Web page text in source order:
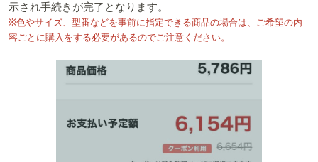
示され手続きが完了となります。
※色やサイズ、型番などを事前に指定できる商品の場合は、ご希望の内
容ごとに購入をする必要があるのでご注意ください。